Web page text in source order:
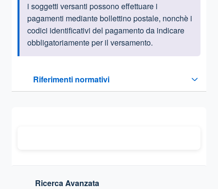
i soggetti versanti possono effettuare i
pagamenti mediante bollettino postale, nonchè i
codici identificativi del pagamento da indicare
obbligatoriamente per il versamento.
Riferimenti normativi
Sezione compressa
Ricerca Avanzata